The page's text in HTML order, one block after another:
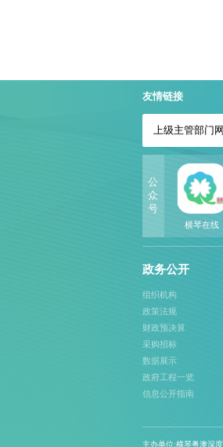
友情链接
上级主管部门
公
众
号
横琴在线
政务公开
组织机构
政策法规
财政预决算
采购招标
数据展示
政府工程一览
信息公开指南
主办单位:横琴粤澳深